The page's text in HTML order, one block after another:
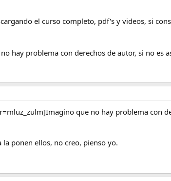
el curso completo, pdf's y videos, si
hay problema con derechos de autor, si no es
que no hay problema con
la ponen ellos, no creo, pienso yo.